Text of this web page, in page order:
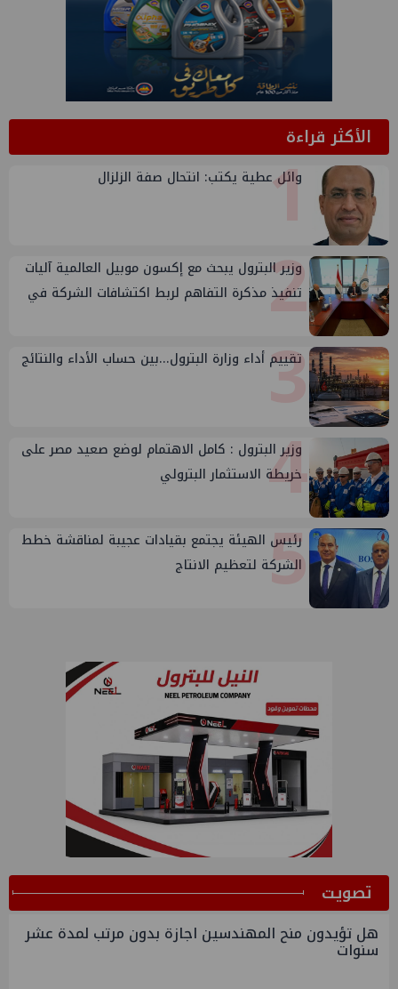
الأكثر قراءة1
وائل عطية يكتب: انتحال صفة الزلزال
2
وزير البترول يبحث مع إكسون موبيل العالمية آليات
تنفيذ مذكرة التفاهم لربط اكتشافات الشركة في
3
تقييم أداء وزارة البترول...بين حساب الأداء والنتائج
4
وزير البترول : كامل الاهتمام لوضع صعيد مصر على
خريطة الاستثمار البترولي
5
رئيس الهيئة يجتمع بقيادات عجيبة لمناقشة خطط
الشركة لتعظيم الانتاج
ﺗﺼﻮﻳﺖ
هل تؤيدون منح المهندسين اجازة بدون مرتب لمدة عشر
سنوات